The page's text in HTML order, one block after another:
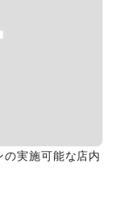
の実施可能な店内